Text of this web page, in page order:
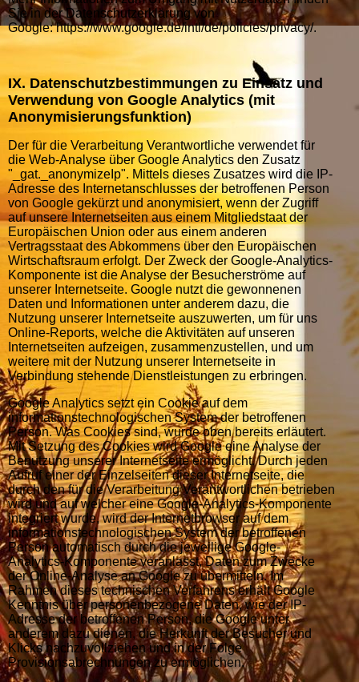
Sie in der Datenschutzerklärung von
Google: https://www.google.de/intl/de/policies/privacy/.
IX. Datenschutzbestimmungen zu Einsatz und
Verwendung von Google Analytics (mit
Anonymisierungsfunktion)
Der für die Verarbeitung Verantwortliche verwendet für
die Web-Analyse über Google Analytics den Zusatz
"_gat._anonymizeIp". Mittels dieses Zusatzes wird die IP-
Adresse des Internetanschlusses der betroffenen Person
von Google gekürzt und anonymisiert, wenn der Zugriff
auf unsere Internetseiten aus einem Mitgliedstaat der
Europäischen Union oder aus einem anderen
Vertragsstaat des Abkommens über den Europäischen
Wirtschaftsraum erfolgt. Der Zweck der Google-Analytics-
Komponente ist die Analyse der Besucherströme auf
unserer Internetseite. Google nutzt die gewonnenen
Daten und Informationen unter anderem dazu, die
Nutzung unserer Internetseite auszuwerten, um für uns
Online-Reports, welche die Aktivitäten auf unseren
Internetseiten aufzeigen, zusammenzustellen, und um
weitere mit der Nutzung unserer Internetseite in
Verbindung stehende Dienstleistungen zu erbringen.
Google Analytics setzt ein Cookie auf dem
informationstechnologischen System der betroffenen
Person. Was Cookies sind, wurde oben bereits erläutert.
Mit Setzung des Cookies wird Google eine Analyse der
Benutzung unserer Internetseite ermöglicht. Durch jeden
Aufruf einer der Einzelseiten dieser Internetseite, die
durch den für die Verarbeitung Verantwortlichen betrieben
wird und auf welcher eine Google-Analytics-Komponente
integriert wurde, wird der Internetbrowser auf dem
informationstechnologischen System der betroffenen
Person automatisch durch die jeweilige Google-
Analytics-Komponente veranlasst, Daten zum Zwecke
der Online-Analyse an Google zu übermitteln. Im
Rahmen dieses technischen Verfahrens erhält Google
Kenntnis über personenbezogene Daten, wie der IP-
Adresse der betroffenen Person, die Google unter
anderem dazu dienen, die Herkunft der Besucher und
Klicks nachzuvollziehen und in der Folge
Provisionsabrechnungen zu ermöglichen.